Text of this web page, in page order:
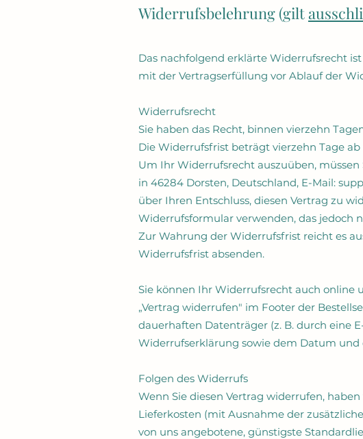
Widerrufsbelehrung (gilt
Das nachfolgend erklärte Widerrufsrecht
mit der Vertragserfüllung vor Ablauf der
Widerrufsrecht
Sie haben das Recht, binnen vierzehn
Die Widerrufsfrist beträgt vierzehn Tage ab
Um Ihr Widerrufsrecht auszuüben,
in 46284 Dorsten, Deutschland, E-Mail:
über Ihren Entschluss, diesen Vertrag zu
Widerrufsformular verwenden, das jedoch
Zur Wahrung der Widerrufsfrist reicht es
Widerrufsfrist absenden.
Sie können Ihr Widerrufsrecht auch online
„Vertrag widerrufen" im Footer der
dauerhaften Datenträger (z. B. durch eine
Widerrufserklärung sowie dem Datum und
Folgen des Widerrufs
Wenn Sie diesen Vertrag widerrufen,
Lieferkosten (mit Ausnahme der
von uns angebotene, günstigste